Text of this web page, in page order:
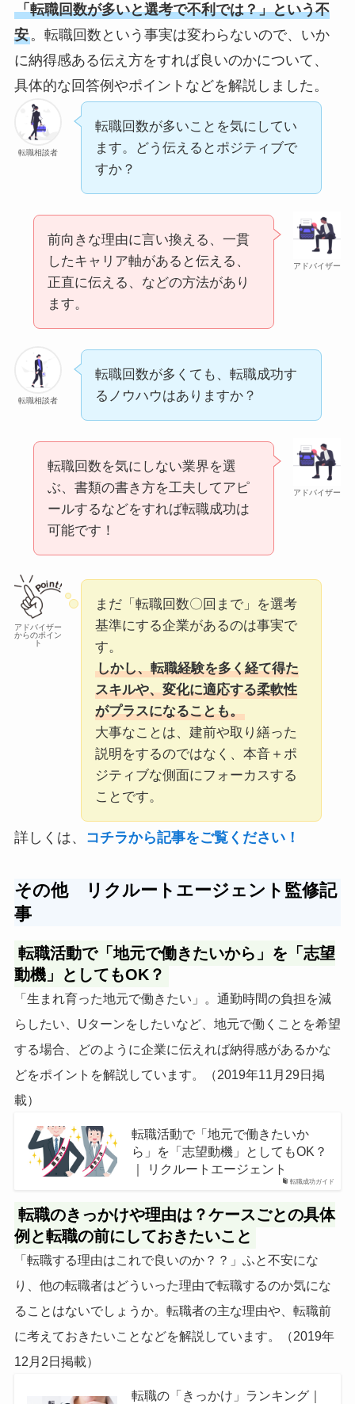
「転職回数が多いと選考で不利では？」という不
安。転職回数という事実は変わらないので、いか
に納得感ある伝え方をすれば良いのかについて、
具体的な回答例やポイントなどを解説しました。
転職相談者
転職回数が多いことを気にしてい
ます。どう伝えるとポジティブで
すか？
アドバイザー
前向きな理由に言い換える、一貫
したキャリア軸があると伝える、
正直に伝える、などの方法があり
ます。
転職相談者
転職回数が多くても、転職成功す
るノウハウはありますか？
アドバイザー
転職回数を気にしない業界を選
ぶ、書類の書き方を工夫してアピ
ールするなどをすれば転職成功は
可能です！
アドバイザー
からのポイン
ト
まだ「転職回数〇回まで」を選考
基準にする企業があるのは事実で
す。
しかし、転職経験を多く経て得た
スキルや、変化に適応する柔軟性
がプラスになることも。
大事なことは、建前や取り繕った
説明をするのではなく、本音＋ポ
ジティブな側面にフォーカスする
ことです。
詳しくは、 コチラから記事をご覧ください！
その他 リクルートエージェント監修記
事
転職活動で「地元で働きたいから」を「志望
動機」としてもOK？
「生まれ育った地元で働きたい」。通勤時間の負担を減
らしたい、Uターンをしたいなど、地元で働くことを希望
する場合、どのように企業に伝えれば納得感があるかな
どをポイントを解説しています。（2019年11月29日掲
載）
転職成功ガイド
転職活動で「地元で働きたいか
ら」を「志望動機」としてもOK？
｜ リクルートエージェント
転職のきっかけや理由は？ケースごとの具体
例と転職の前にしておきたいこと
「転職する理由はこれで良いのか？？」ふと不安にな
り、他の転職者はどういった理由で転職するのか気にな
ることはないでしょうか。転職者の主な理由や、転職前
に考えておきたいことなどを解説しています。（2019年
12月2日掲載）
転職の「きっかけ」ランキング｜